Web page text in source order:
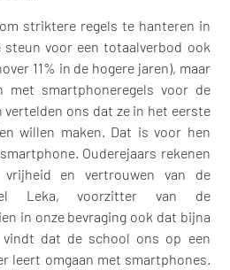
striktere regels te hanteren in
steun voor een totaalverbod ook
11% in de hogere jaren), maar
met smartphoneregels voor de
vertelden ons dat ze in het eerste
willen maken. Dat is voor hen
Ouderejaars rekenen
vrijheid en vertrouwen van de
Leka, voorzitter van de
in onze bevraging ook dat bijna
dat de school ons op een
leert omgaan met smartphones.